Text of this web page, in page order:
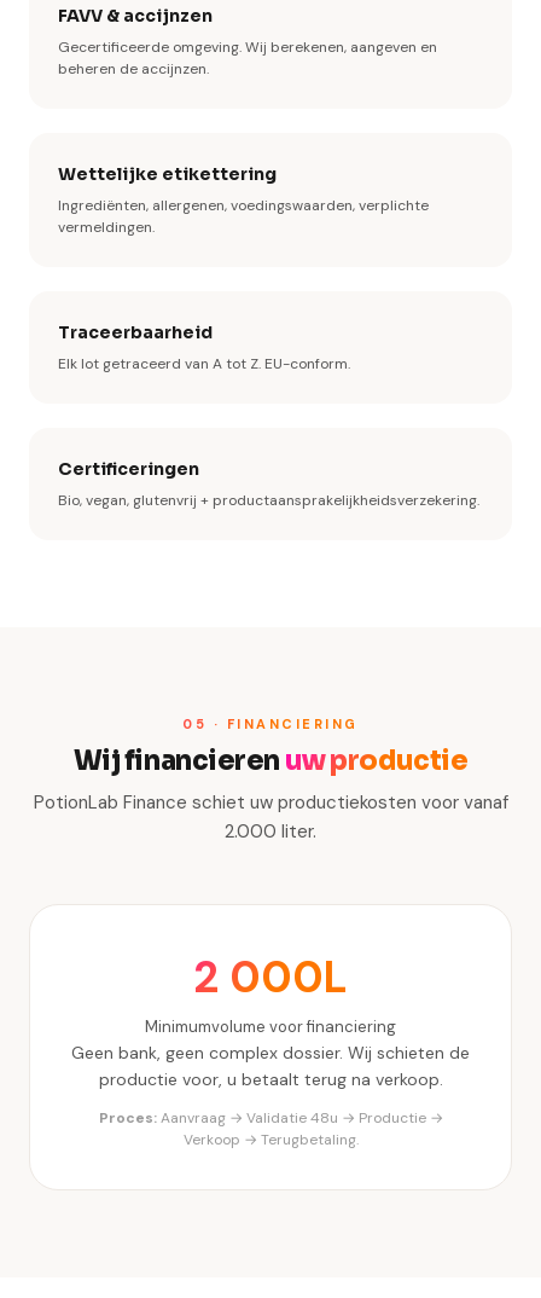
FAVV & accijnzen
Gecertificeerde omgeving. Wij berekenen, aangeven en
beheren de accijnzen.
Wettelijke etikettering
Ingrediënten, allergenen, voedingswaarden, verplichte
vermeldingen.
Traceerbaarheid
Elk lot getraceerd van A tot Z. EU-conform.
Certificeringen
Bio, vegan, glutenvrij + productaansprakelijkheidsverzekering.
05 · FINANCIERING
Wij financieren uw productie
PotionLab Finance schiet uw productiekosten voor vanaf
2.000 liter.
2 000L
Minimumvolume voor financiering
Geen bank, geen complex dossier. Wij schieten de
productie voor, u betaalt terug na verkoop.
Proces:Aanvraag → Validatie 48u → Productie →
Verkoop → Terugbetaling.